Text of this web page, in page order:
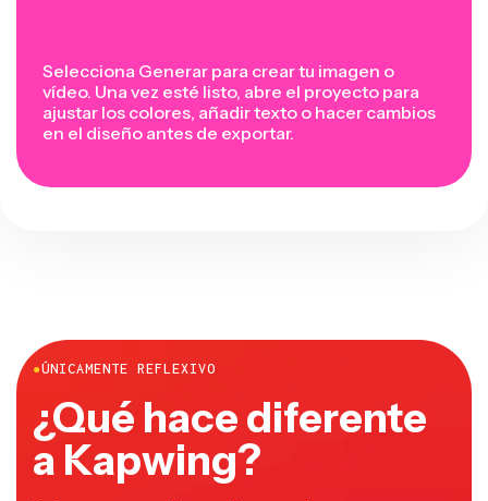
Selecciona Generar para crear tu imagen o
vídeo. Una vez esté listo, abre el proyecto para
ajustar los colores, añadir texto o hacer cambios
en el diseño antes de exportar.
●ÚNICAMENTE REFLEXIVO
¿Qué hace diferente
a Kapwing?